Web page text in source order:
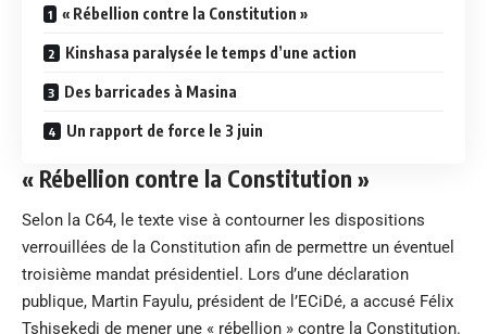
« Rébellion contre la Constitution »
Kinshasa paralysée le temps d’une action
Des barricades à Masina
Un rapport de force le 3 juin
« Rébellion contre la Constitution »
Selon la C64, le texte vise à contourner les dispositions
verrouillées de la Constitution afin de permettre un éventuel
troisième mandat présidentiel. Lors d’une déclaration
publique, Martin Fayulu, président de l’ECiDé, a accusé Félix
Tshisekedi de mener une « rébellion » contre la Constitution.